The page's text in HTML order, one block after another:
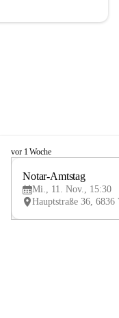
V
vor 1 Woche
Notar-Amtstag
Mi., 11. Nov., 15:30